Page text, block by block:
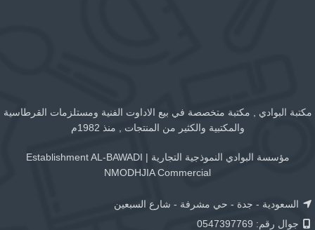
مكتبة البوادي , مكتبة متخصصة في بيع الاداوت الفنية ومستلزمات القرطاسية
والمكتبية والكثير من المنتجات , منذ 1982م
مؤسسة البوادي النموذجية التجارية | Establishment AL-BAWADI
NMODHJIA Commercial
السعودية - جدة - حي مشرفة - شارع السبعين
جوال رقم: 0547397769